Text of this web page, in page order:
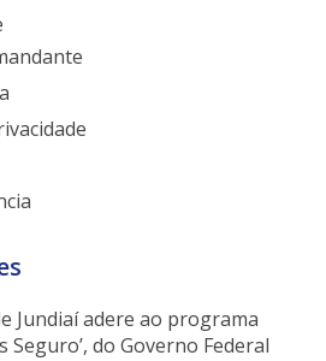
Jundiaí adere ao programa
Seguro’, do Governo Federal